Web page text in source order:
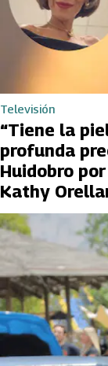
Televisión
“Tiene la
profunda
Huidobro
Kathy